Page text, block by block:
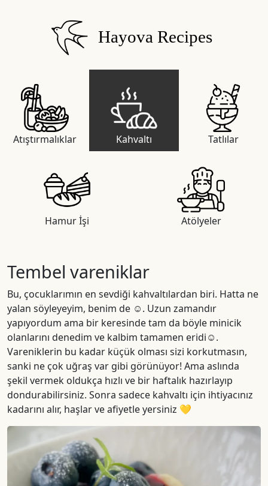
Hayova Recipes
Atıştırmalıklar Kahvaltı Tatlılar
Hamur İşi Atölyeler
Tembel vareniklar
Bu, çocuklarımın en sevdiği kahvaltılardan biri. Hatta ne
yalan söyleyeyim, benim de ☺️. Uzun zamandır
yapıyordum ama bir keresinde tam da böyle minicik
olanlarını denedim ve kalbim tamamen eridi☺️.
Vareniklerin bu kadar küçük olması sizi korkutmasın,
sanki ne çok uğraş var gibi görünüyor! Ama aslında
şekil vermek oldukça hızlı ve bir haftalık hazırlayıp
dondurabilirsiniz. Sonra sadece kahvaltı için ihtiyacınız
kadarını alır, haşlar ve afiyetle yersiniz 💛